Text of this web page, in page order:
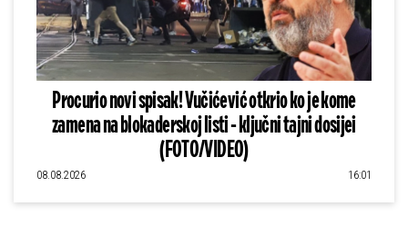
Procurio novi spisak! Vučićević otkrio ko je kome
zamena na blokaderskoj listi - ključni tajni dosijei
(FOTO/VIDEO)
08.08.2026 16:01